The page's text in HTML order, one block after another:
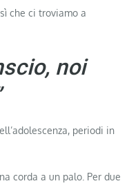
che ci troviamo a
noi
periodi in
corda a un palo. Per due